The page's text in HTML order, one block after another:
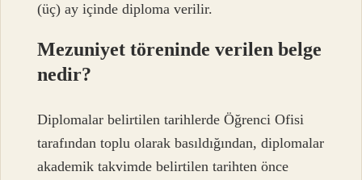
(üç) ay içinde diploma verilir.
Mezuniyet töreninde verilen belge
nedir?
Diplomalar belirtilen tarihlerde Öğrenci Ofisi
tarafından toplu olarak basıldığından, diplomalar
akademik takvimde belirtilen tarihten önce